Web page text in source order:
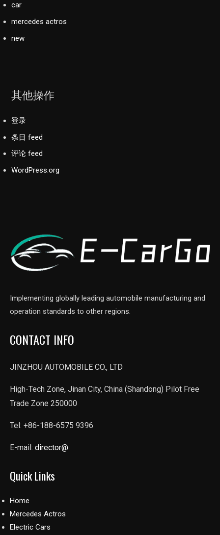
car
mercedes actros
new
其他操作
登录
条目 feed
评论 feed
WordPress.org
Implementing globally leading automobile manufacturing and
operation standards to other regions.
CONTACT INFO
JINZHOU AUTOMOBILE CO., LTD
High-Tech Zone, Jinan City, China (Shandong) Pilot Free
Trade Zone 250000
Tel: +86-188-6575 9396
E-mail: director@
Quick Links
Home
Mercedes Actros
Electric Cars